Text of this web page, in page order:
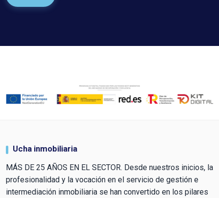
Ucha inmobiliaria
MÁS DE 25 AÑOS EN EL SECTOR. Desde nuestros inicios, la
profesionalidad y la vocación en el servicio de gestión e
intermediación inmobiliaria se han convertido en los pilares